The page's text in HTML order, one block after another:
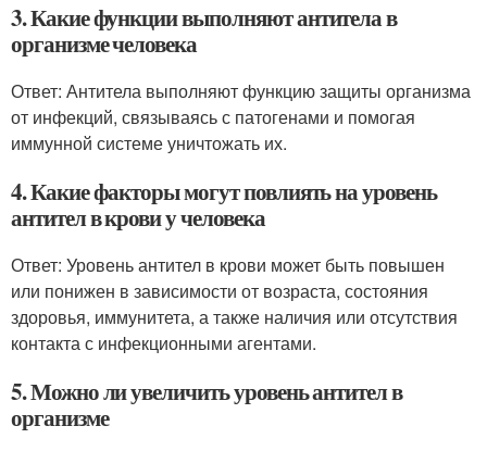
3. Какие функции выполняют антитела в
организме человека
Ответ: Антитела выполняют функцию защиты организма
от инфекций, связываясь с патогенами и помогая
иммунной системе уничтожать их.
4. Какие факторы могут повлиять на уровень
антител в крови у человека
Ответ: Уровень антител в крови может быть повышен
или понижен в зависимости от возраста, состояния
здоровья, иммунитета, а также наличия или отсутствия
контакта с инфекционными агентами.
5. Можно ли увеличить уровень антител в
организме